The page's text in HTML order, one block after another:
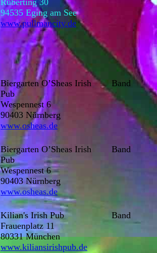
Ruberting 30
94535 Eging am See
www.pullmancity.de
Biergarten O’Sheas Irish
Pub
Wespennest 6
90403 Nürnberg
www.osheas.de
Band
Biergarten O’Sheas Irish
Pub
Wespennest 6
90403 Nürnberg
www.osheas.de
Band
Kilian's Irish Pub
Frauenplatz 11
80331 München
www.kiliansirishpub.de
Band